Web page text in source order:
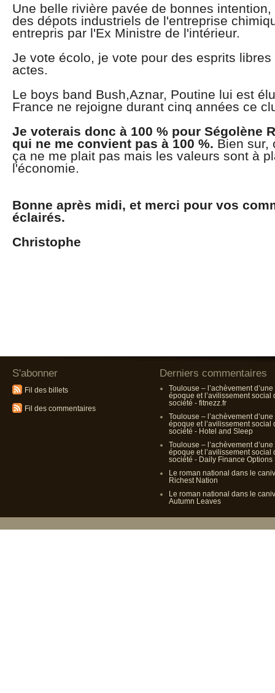
Une belle rivière pavée de bonnes
des dépots industriels de l'entreprise
entrepris par l'Ex Ministre de l'intérieur.
Je vote écolo, je vote pour des esprits
actes.
Le boys band Bush,Aznar, Poutine lui est
France ne rejoigne durant cinq années ce
Je voterais donc à 100 % pour Ségolène
qui ne me convient pas à 100 %. Bien sur,
ça ne me plait pas mais les valeurs sont à
l'économie.
Bonne après midi, et merci pour vos
éclairés.
Christophe
S'abonner
Fil des billets
Fil des commentaires
Derniers commentaires
Toulouse – l’achèvement d’une
époque et l’avilissement social
société - fitnezz.fr
Toulouse – l’achèvement d’une
époque et l’avilissement social
société - Hotel and Sleep
Toulouse – l’achèvement d’une
époque et l’avilissement social
société - Daily Finance Options
Le roman national dans le
Richest Nation
Le roman national dans le
Autumn Leaves